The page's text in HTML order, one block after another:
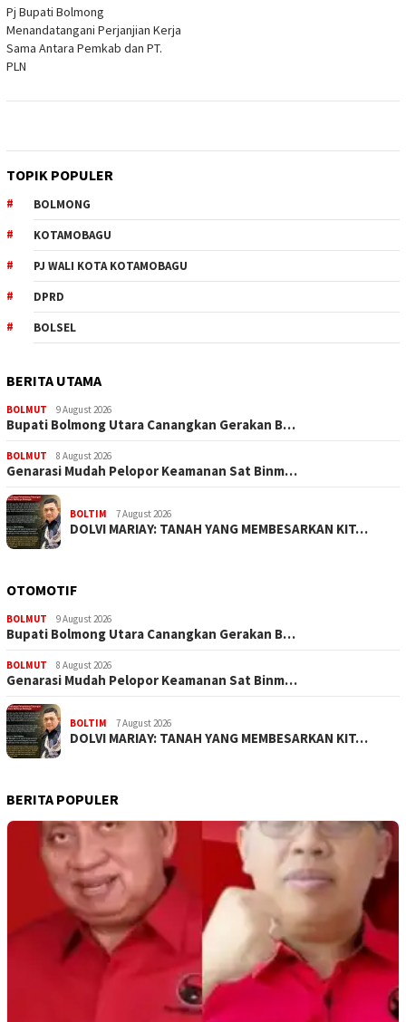
Pj Bupati Bolmong
Menandatangani Perjanjian Kerja
Sama Antara Pemkab dan PT.
PLN
TOPIK POPULER
BOLMONG
KOTAMOBAGU
PJ WALI KOTA KOTAMOBAGU
DPRD
BOLSEL
BERITA UTAMA
BOLMUT 9 August 2026
Bupati Bolmong Utara Canangkan Gerakan B…
BOLMUT 8 August 2026
Genarasi Mudah Pelopor Keamanan Sat Binm…
BOLTIM 7 August 2026
DOLVI MARIAY: TANAH YANG MEMBESARKAN KIT…
OTOMOTIF
BOLMUT 9 August 2026
Bupati Bolmong Utara Canangkan Gerakan B…
BOLMUT 8 August 2026
Genarasi Mudah Pelopor Keamanan Sat Binm…
BOLTIM 7 August 2026
DOLVI MARIAY: TANAH YANG MEMBESARKAN KIT…
BERITA POPULER